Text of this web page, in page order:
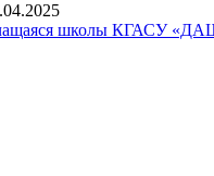
школы КГАСУ